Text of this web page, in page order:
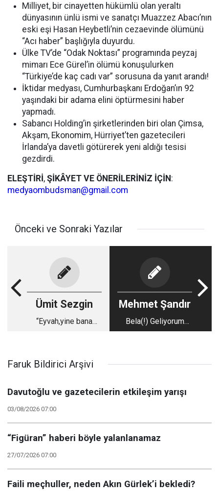
Milliyet, bir cinayetten hükümlü olan yeraltı
dünyasının ünlü ismi ve sanatçı Muazzez Abacı’nın
eski eşi Hasan Heybetli’nin cezaevinde ölümünü
“Acı haber” başlığıyla duyurdu.
Ülke TV’de “Odak Noktası” programında peyzaj
mimarı Ece Gürel’in ölümü konuşulurken
“Türkiye’de kaç cadı var” sorusuna da yanıt arandı!
İktidar medyası, Cumhurbaşkanı Erdoğan’ın 92
yaşındaki bir adama elini öptürmesini haber
yapmadı.
Sabancı Holding’in şirketlerinden biri olan Çimsa,
Akşam, Ekonomim, Hürriyet’ten gazetecileri
İrlanda’ya davetli götürerek yeni aldığı tesisi
gezdirdi.
ELEŞTİRİ, ŞİKÂYET VE ÖNERİLERİNİZ İÇİN :
medyaombudsman@gmail.com
Önceki ve Sonraki Yazılar
Ümit Sezgin
“Eyvah,yine bana
Mehmet Şandır
Bela(!) Geliyorum
Demez...
Faruk Bildirici Arşivi
Davutoğlu ve gazetecilerin etkileşim yarışı
03/08/2026 07:00
“Figüran” haberi böyle yalanlanamaz
27/07/2026 07:00
Faili meçhuller, neden Akın Gürlek’i bekledi?